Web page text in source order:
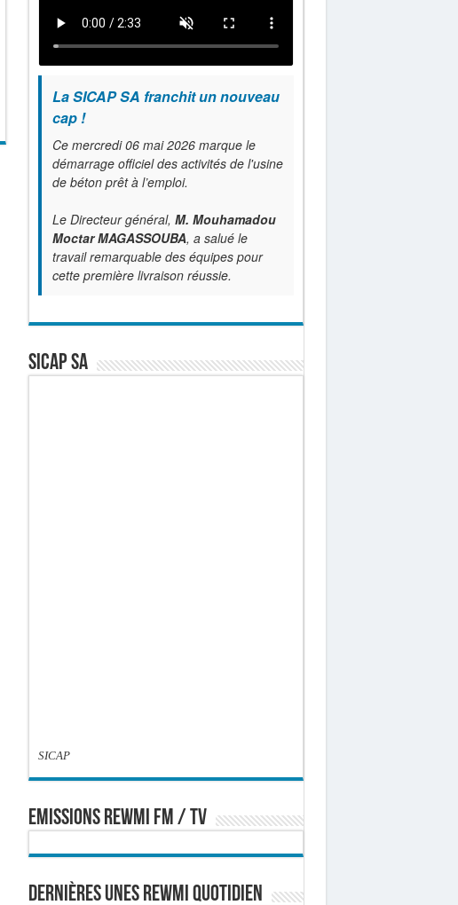
La SICAP SA franchit un nouveau
cap !
Ce mercredi 06 mai 2026 marque le
démarrage officiel des activités de l'usine
de béton prêt à l’emploi.
Le Directeur général, M. Mouhamadou
Moctar MAGASSOUBA, a salué le
travail remarquable des équipes pour
cette première livraison réussie.
SICAP SA
SICAP
EMISSIONS REWMI FM / TV
Dernières Unes Rewmi Quotidien